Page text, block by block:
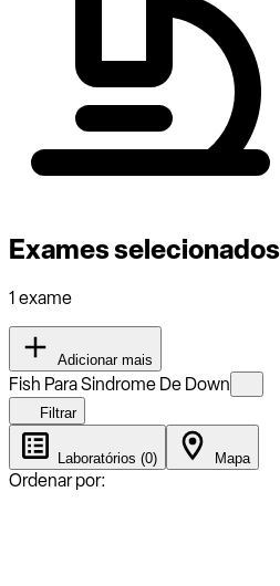
Exames selecionados
1 exame
Adicionar mais
Fish Para Sindrome De Down
Filtrar
Laboratórios (0) Mapa
Ordenar por: